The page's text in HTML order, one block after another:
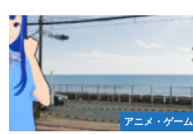
アニメ・ゲーム